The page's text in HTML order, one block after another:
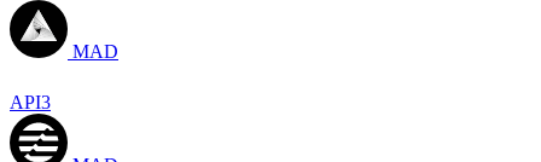
MAD
API3